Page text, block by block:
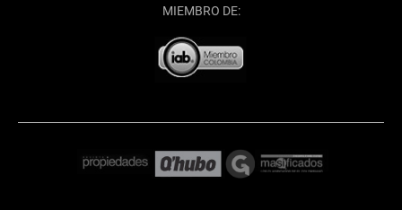
MIEMBRO DE: